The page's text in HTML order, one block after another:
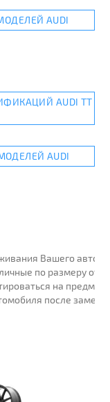
AUDI
AUDI TT
AUDI
Вашего
по размеру от
на предмет
после